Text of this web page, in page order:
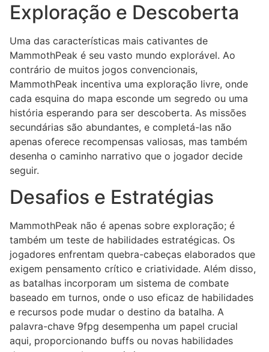
Exploração e Descoberta
Uma das características mais cativantes de
MammothPeak é seu vasto mundo explorável. Ao
contrário de muitos jogos convencionais,
MammothPeak incentiva uma exploração livre, onde
cada esquina do mapa esconde um segredo ou uma
história esperando para ser descoberta. As missões
secundárias são abundantes, e completá-las não
apenas oferece recompensas valiosas, mas também
desenha o caminho narrativo que o jogador decide
seguir.
Desafios e Estratégias
MammothPeak não é apenas sobre exploração; é
também um teste de habilidades estratégicas. Os
jogadores enfrentam quebra-cabeças elaborados que
exigem pensamento crítico e criatividade. Além disso,
as batalhas incorporam um sistema de combate
baseado em turnos, onde o uso eficaz de habilidades
e recursos pode mudar o destino da batalha. A
palavra-chave 9fpg desempenha um papel crucial
aqui, proporcionando buffs ou novas habilidades